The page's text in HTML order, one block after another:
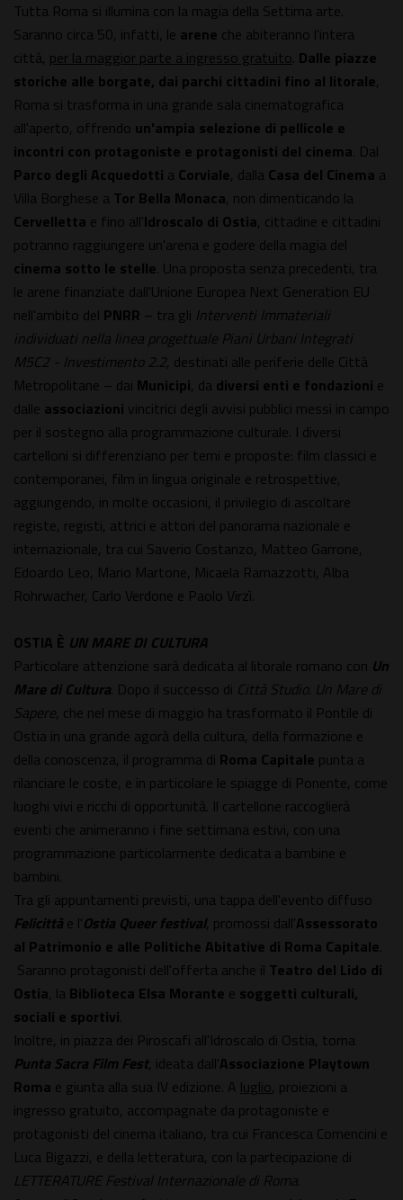
Tutta Roma si illumina con la magia della Settima arte.
Saranno circa 50, infatti, le arene che abiteranno l'intera
città, per la maggior parte a ingresso gratuito. Dalle piazze
storiche alle borgate, dai parchi cittadini fino al litorale,
Roma si trasforma in una grande sala cinematografica
all'aperto, offrendo un'ampia selezione di pellicole e
incontri con protagoniste e protagonisti del cinema. Dal
Parco degli Acquedotti a Corviale, dalla Casa del Cinema a
Villa Borghese a Tor Bella Monaca, non dimenticando la
Cervelletta e fino all'Idroscalo di Ostia, cittadine e cittadini
potranno raggiungere un'arena e godere della magia del
cinema sotto le stelle. Una proposta senza precedenti, tra
le arene finanziate dall'Unione Europea Next Generation EU
nell'ambito del PNRR – tra gli Interventi Immateriali
individuati nella linea progettuale Piani Urbani Integrati
M5C2 - Investimento 2.2, destinati alle periferie delle Città
Metropolitane – dai Municipi, da diversi enti e fondazioni e
dalle associazioni vincitrici degli avvisi pubblici messi in campo
per il sostegno alla programmazione culturale. I diversi
cartelloni si differenziano per temi e proposte: film classici e
contemporanei, film in lingua originale e retrospettive,
aggiungendo, in molte occasioni, il privilegio di ascoltare
registe, registi, attrici e attori del panorama nazionale e
internazionale, tra cui Saverio Costanzo, Matteo Garrone,
Edoardo Leo, Mario Martone, Micaela Ramazzotti, Alba
Rohrwacher, Carlo Verdone e Paolo Virzì.
OSTIA È UN MARE DI CULTURA
Particolare attenzione sarà dedicata al litorale romano con Un
Mare di Cultura. Dopo il successo di Città Studio. Un Mare di
Sapere, che nel mese di maggio ha trasformato il Pontile di
Ostia in una grande agorà della cultura, della formazione e
della conoscenza, il programma di Roma Capitale punta a
rilanciare le coste, e in particolare le spiagge di Ponente, come
luoghi vivi e ricchi di opportunità. Il cartellone raccoglierà
eventi che animeranno i fine settimana estivi, con una
programmazione particolarmente dedicata a bambine e
bambini.
Tra gli appuntamenti previsti, una tappa dell'evento diffuso
Felicittà e l'Ostia Queer festival, promossi dall'Assessorato
al Patrimonio e alle Politiche Abitative di Roma Capitale.
Saranno protagonisti dell'offerta anche il Teatro del Lido di
Ostia, la Biblioteca Elsa Morante e soggetti culturali,
sociali e sportivi.
Inoltre, in piazza dei Piroscafi all'Idroscalo di Ostia, torna
Punta Sacra Film Fest, ideata dall'Associazione Playtown
Roma e giunta alla sua IV edizione. A luglio, proiezioni a
ingresso gratuito, accompagnate da protagoniste e
protagonisti del cinema italiano, tra cui Francesca Comencini e
Luca Bigazzi, e della letteratura, con la partecipazione di
LETTERATURE Festival Internazionale di Roma.